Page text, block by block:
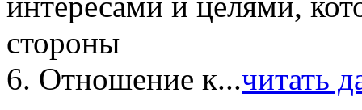
стороны
6. Отношение к...читать